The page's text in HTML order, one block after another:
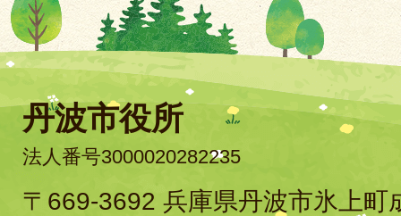
丹波市役所
法人番号3000020282235
〒669-3692 兵庫県丹波市氷上町